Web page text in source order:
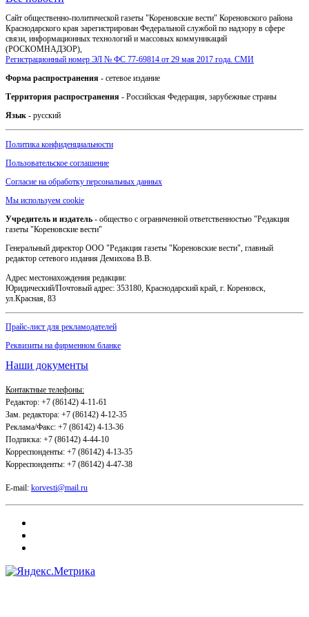
Сайт общественно-политической газеты "Кореновские вести" Кореновского района
Краснодарского края зарегистрирован Федеральной службой по надзору в сфере
связи, информационных технологий и массовых коммуникаций
(РОСКОМНАДЗОР),
Регистрационный номер ЭЛ № ФС 77-69814 от 29 мая 2017 года. СМИ
Форма распространения - сетевое издание
Территория распространения - Российская Федерация, зарубежные страны
Язык - русский
Политика конфиденциальности
Пользовательское соглашение
Согласие на обработку персональных данных
Мы используем cookie
Учредитель и издатель - общество с ограниченной ответственностью "Редакция
газеты "Кореновские вести"
Генеральный директор ООО "Редакция газеты "Кореновские вести", главный
редактор сетевого издания Демихова В.В.
Адрес местонахождения редакции:
Юридический/Почтовый адрес: 353180, Краснодарский край, г. Кореновск,
ул.Красная, 83
Прайс-лист для рекламодателей
Реквизиты на фирменном бланке
Наши документы
Контактные телефоны:
Редактор: +7 (86142) 4-11-61
Зам. редактора: +7 (86142) 4-12-35
Реклама/Факс: +7 (86142) 4-13-36
Подписка: +7 (86142) 4-44-10
Корреспонденты: +7 (86142) 4-13-35
Корреспонденты: +7 (86142) 4-47-38
E-mail: korvesti@mail.ru